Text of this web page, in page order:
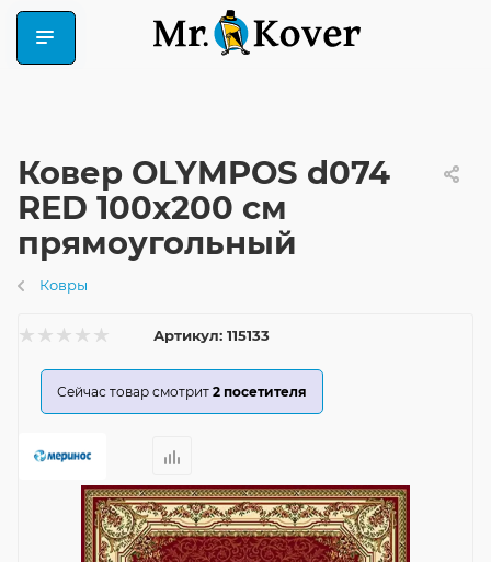
Ковер OLYMPOS d074
RED 100x200 см
прямоугольный
Ковры
Артикул: 115133
Сейчас товар смотрит 2 посетителя